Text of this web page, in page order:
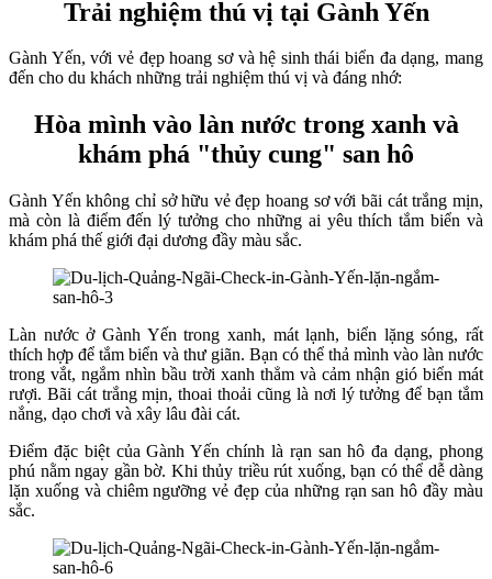
Trải nghiệm thú vị tại Gành Yến
Gành Yến, với vẻ đẹp hoang sơ và hệ sinh thái biển đa dạng, mang
đến cho du khách những trải nghiệm thú vị và đáng nhớ:
Hòa mình vào làn nước trong xanh và
khám phá "thủy cung" san hô
Gành Yến không chỉ sở hữu vẻ đẹp hoang sơ với bãi cát trắng mịn,
mà còn là điểm đến lý tưởng cho những ai yêu thích tắm biển và
khám phá thế giới đại dương đầy màu sắc.
Làn nước ở Gành Yến trong xanh, mát lạnh, biển lặng sóng, rất
thích hợp để tắm biển và thư giãn. Bạn có thể thả mình vào làn nước
trong vắt, ngắm nhìn bầu trời xanh thẳm và cảm nhận gió biển mát
rượi. Bãi cát trắng mịn, thoai thoải cũng là nơi lý tưởng để bạn tắm
nắng, dạo chơi và xây lâu đài cát.
Điểm đặc biệt của Gành Yến chính là rạn san hô đa dạng, phong
phú nằm ngay gần bờ. Khi thủy triều rút xuống, bạn có thể dễ dàng
lặn xuống và chiêm ngưỡng vẻ đẹp của những rạn san hô đầy màu
sắc.